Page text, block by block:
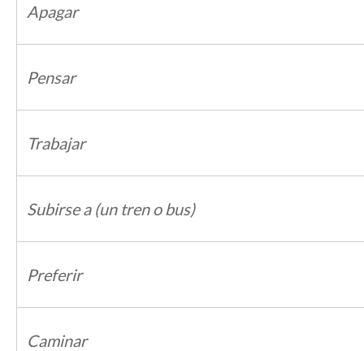
Apagar
Pensar
Trabajar
Subirse a (un tren o bus)
Preferir
Caminar